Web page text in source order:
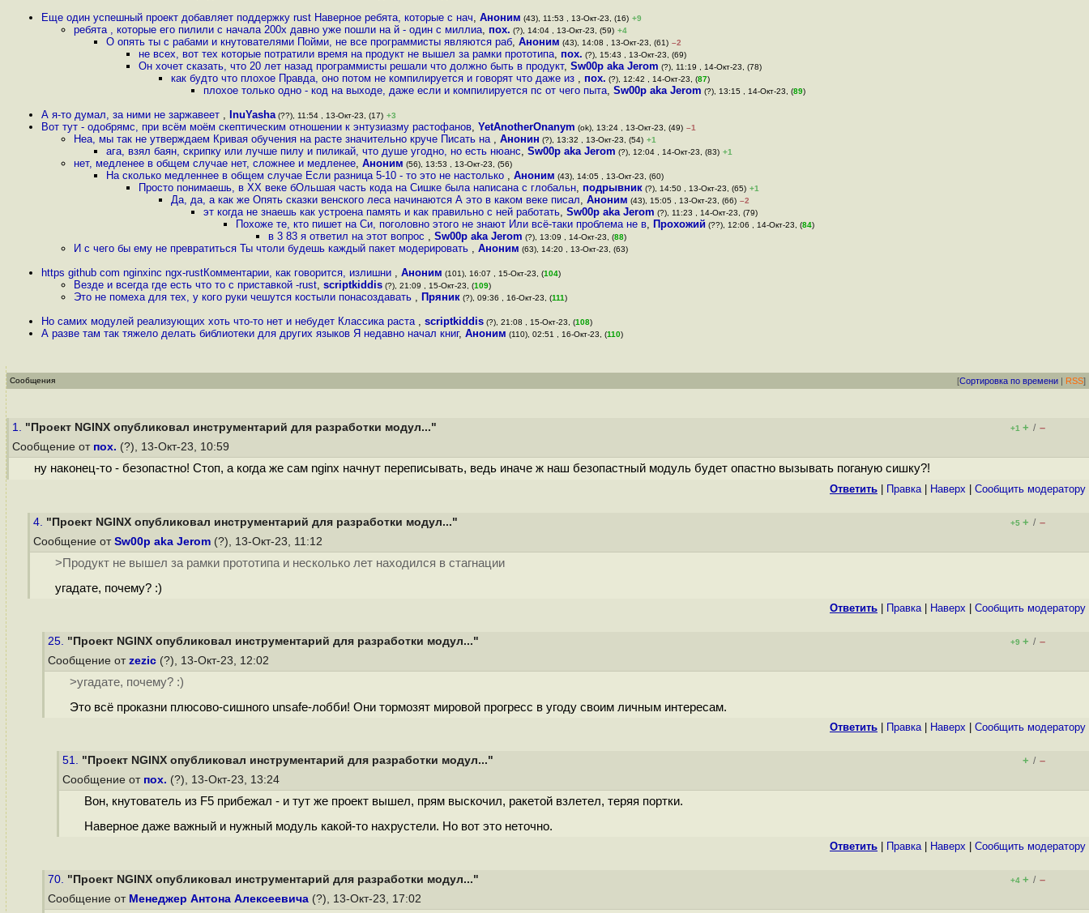
Еще один успешный проект добавляет поддержку rust Наверное ребята, которые с нач, Аноним (43), 11:53 , 13-Окт-23, (16) +9
ребята , которые его пилили с начала 200х давно уже пошли на й - один с миллиа, пох. (?), 14:04 , 13-Окт-23, (59) +4
О опять ты с рабами и кнутователями Пойми, не все программисты являются раб, Аноним (43), 14:08 , 13-Окт-23, (61) –2
не всех, вот тех которые потратили время на продукт не вышел за рамки прототипа, пох. (?), 15:43 , 13-Окт-23, (69)
Он хочет сказать, что 20 лет назад программисты решали что должно быть в продукт, Sw00p aka Jerom (?), 11:19 , 14-Окт-23, (78)
как будто что плохое Правда, оно потом не компилируется и говорят что даже из , пох. (?), 12:42 , 14-Окт-23, (87)
плохое только одно - код на выходе, даже если и компилируется пс от чего пыта, Sw00p aka Jerom (?), 13:15 , 14-Окт-23, (89)
А я-то думал, за ними не заржавеет , InuYasha (??), 11:54 , 13-Окт-23, (17) +3
Вот тут - одобрямс, при всём моём скептическим отношении к энтузиазму растофанов, YetAnotherOnanym (ok), 13:24 , 13-Окт-23, (49) –1
Неа, мы так не утверждаем Кривая обучения на расте значительно круче Писать на , Анонин (?), 13:32 , 13-Окт-23, (54) +1
ага, взял баян, скрипку или лучше пилу и пиликай, что душе угодно, но есть нюанс, Sw00p aka Jerom (?), 12:04 , 14-Окт-23, (83) +1
нет, медленее в общем случае нет, сложнее и медленее, Аноним (56), 13:53 , 13-Окт-23, (56)
На сколько медленнее в общем случае Если разница 5-10 - то это не настолько , Аноним (43), 14:05 , 13-Окт-23, (60)
Просто понимаешь, в XX веке бОльшая часть кода на Сишке была написана с глобальн, подрывник (?), 14:50 , 13-Окт-23, (65) +1
Да, да, а как же Опять сказки венского леса начинаются А это в каком веке писал, Аноним (43), 15:05 , 13-Окт-23, (66) –2
эт когда не знаешь как устроена память и как правильно с ней работать, Sw00p aka Jerom (?), 11:23 , 14-Окт-23, (79)
Похоже те, кто пишет на Си, поголовно этого не знают Или всё-таки проблема не в, Прохожий (??), 12:06 , 14-Окт-23, (84)
в 3 83 я ответил на этот вопрос , Sw00p aka Jerom (?), 13:09 , 14-Окт-23, (88)
И с чего бы ему не превратиться Ты чтоли будешь каждый пакет модерировать , Аноним (63), 14:20 , 13-Окт-23, (63)
https github com nginxinc ngx-rustКомментарии, как говорится, излишни , Аноним (101), 16:07 , 15-Окт-23, (104)
Везде и всегда где есть что то с приставкой -rust, scriptkiddis (?), 21:09 , 15-Окт-23, (109)
Это не помеха для тех, у кого руки чешутся костыли понасоздавать , Пряник (?), 09:36 , 16-Окт-23, (111)
Но самих модулей реализующих хоть что-то нет и небудет Классика раста , scriptkiddis (?), 21:08 , 15-Окт-23, (108)
А разве там так тяжело делать библиотеки для других языков Я недавно начал книг, Аноним (110), 02:51 , 16-Окт-23, (110)
Сообщения [Сортировка по времени | RSS]
1. "Проект NGINX опубликовал инструментарий для разработки модул..." +1 + / –
Сообщение от пох. (?), 13-Окт-23, 10:59
ну наконец-то - безопастно! Стоп, а когда же сам nginx начнут переписывать, ведь иначе ж наш безопастный модуль будет опастно вызывать поганую сишку?!
Ответить Правка| Наверх Cообщить модератору
4. "Проект NGINX опубликовал инструментарий для разработки модул..." +5 + / –
Сообщение от Sw00p aka Jerom (?), 13-Окт-23, 11:12
>Продукт не вышел за рамки прототипа и несколько лет находился в стагнации
угадате, почему? :)
Ответить Правка| Наверх Cообщить модератору
25. "Проект NGINX опубликовал инструментарий для разработки модул..." +9 + / –
Сообщение от zezic (?), 13-Окт-23, 12:02
>угадате, почему? :)
Это всё проказни плюсово-сишного unsafe-лобби! Они тормозят мировой прогресс в угоду своим личным интересам.
Ответить Правка| Наверх Cообщить модератору
51. "Проект NGINX опубликовал инструментарий для разработки модул..." + / –
Сообщение от пох. (?), 13-Окт-23, 13:24
Вон, кнутователь из F5 прибежал - и тут же проект вышел, прям выскочил, ракетой взлетел, теряя портки.
Наверное даже важный и нужный модуль какой-то нахрустели. Но вот это неточно.
Ответить Правка| Наверх Cообщить модератору
70. "Проект NGINX опубликовал инструментарий для разработки модул..." +4 + / –
Сообщение от Менеджер Антона Алексеевича (?), 13-Окт-23, 17:02